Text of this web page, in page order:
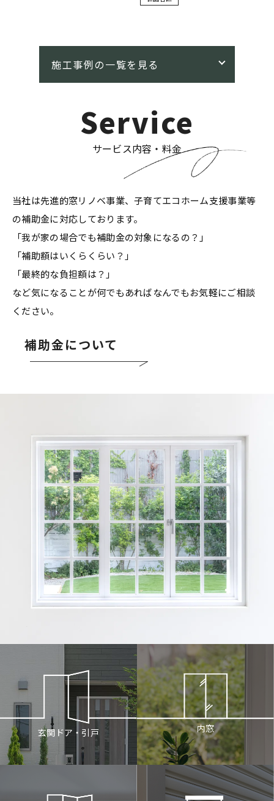
Service
サービス内容・料金
当社は先進的窓リノベ事業、子育てエコホーム支援事業等
の補助金に対応しております。
「我が家の場合でも補助金の対象になるの？」
「補助額はいくらくらい？」
「最終的な負担額は？」
など気になることが何でもあればなんでもお気軽にご相談
ください。
補助金について
玄関ドア・引戸 内窓